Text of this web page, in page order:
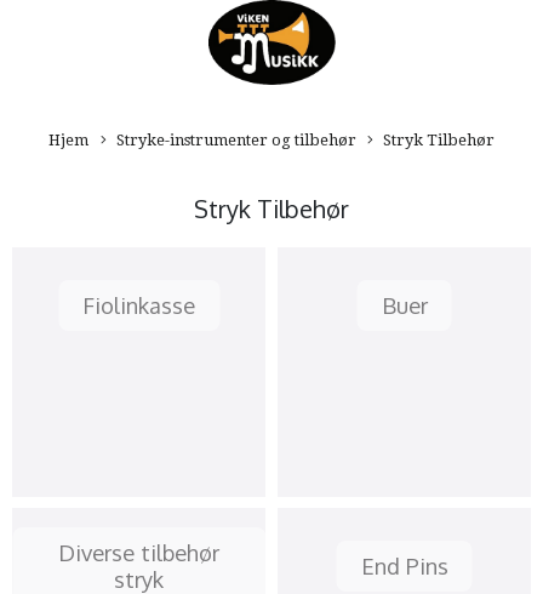
Hjem Stryke-instrumenter og tilbehør Stryk Tilbehør
Stryk Tilbehør
Fiolinkasse Buer
Diverse tilbehør
stryk
End Pins